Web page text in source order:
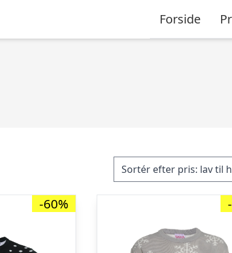
Forside
-60%